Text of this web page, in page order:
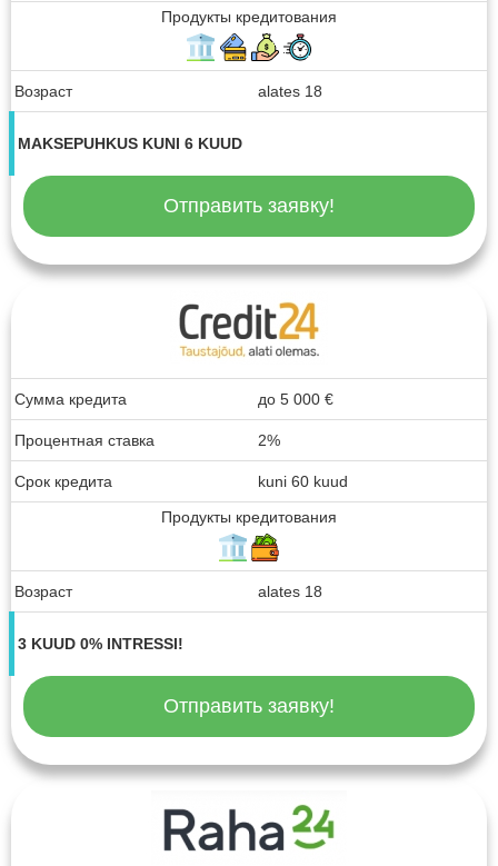
Продукты кредитования
Возраст alates 18
MAKSEPUHKUS KUNI 6 KUUD
Отправить заявку!
Сумма кредита до 5 000 €
Процентная ставка 2%
Срок кредита
kuni 60 kuud
Продукты кредитования
Возраст alates 18
3 KUUD 0% INTRESSI!
Отправить заявку!